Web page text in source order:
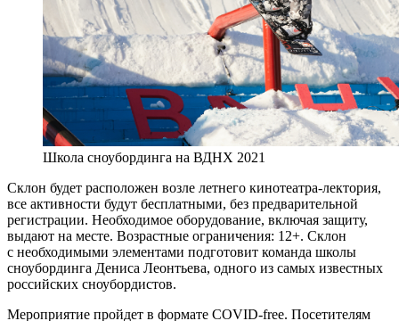
Школа сноубординга на ВДНХ 2021
Склон будет расположен возле летнего кинотеатра-лектория,
все активности будут бесплатными, без предварительной
регистрации. Необходимое оборудование, включая защиту,
выдают на месте. Возрастные ограничения: 12+. Склон
с необходимыми элементами подготовит команда школы
сноубординга Дениса Леонтьева, одного из самых известных
российских сноубордистов.
Мероприятие пройдет в формате COVID-free. Посетителям